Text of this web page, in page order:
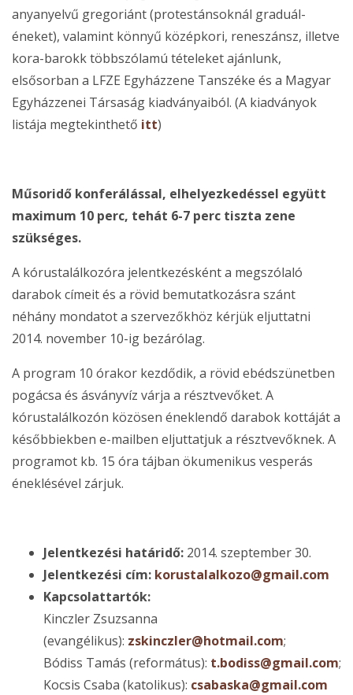
anyanyelvű gregoriánt (protestánsoknál graduál-
éneket), valamint könnyű középkori, reneszánsz, illetve
kora-barokk többszólamú tételeket ajánlunk,
elsősorban a LFZE Egyházzene Tanszéke és a Magyar
Egyházzenei Társaság kiadványaiból. (A kiadványok
listája megtekinthető itt)
Műsoridő konferálással, elhelyezkedéssel együtt
maximum 10 perc, tehát 6-7 perc tiszta zene
szükséges.
A kórustalálkozóra jelentkezésként a megszólaló
darabok címeit és a rövid bemutatkozásra szánt
néhány mondatot a szervezőkhöz kérjük eljuttatni
2014. november 10-ig bezárólag.
A program 10 órakor kezdődik, a rövid ebédszünetben
pogácsa és ásványvíz várja a résztvevőket. A
kórustalálkozón közösen éneklendő darabok kottáját a
későbbiekben e-mailben eljuttatjuk a résztvevőknek. A
programot kb. 15 óra tájban ökumenikus vesperás
éneklésével zárjuk.
Jelentkezési határidő: 2014. szeptember 30.
Jelentkezési cím: korustalalkozo@gmail.com
Kapcsolattartók:
Kinczler Zsuzsanna
(evangélikus): zskinczler@hotmail.com;
Bódiss Tamás (református): t.bodiss@gmail.com;
Kocsis Csaba (katolikus): csabaska@gmail.com